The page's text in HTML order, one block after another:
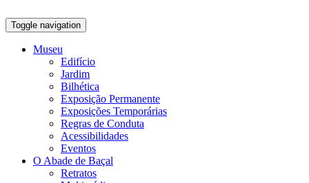
Toggle navigation
Museu
Edifício
Jardim
Bilhética
Exposição Permanente
Exposições Temporárias
Regras de Conduta
Acessibilidades
Eventos
O Abade de Baçal
Retratos